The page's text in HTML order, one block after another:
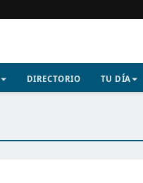
DIRECTORIO TU DÍA